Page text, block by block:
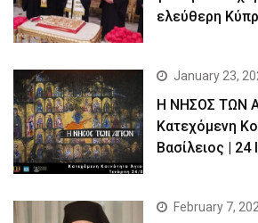
ελεύθερη
January 23,
Η ΝΗΣΟΣ ΤΩΝ
Κατεχόμενη
Βασίλειος | 24
February 7,